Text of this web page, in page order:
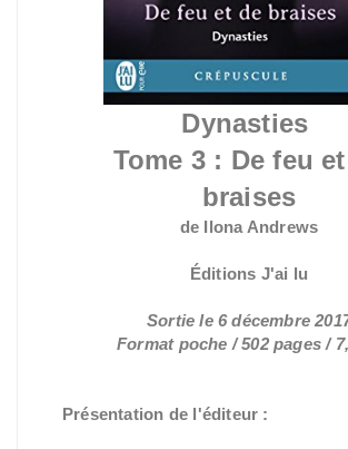
Dynasties
Tome 3 : De feu
braises
de Ilona Andrews
Éditions J'ai lu
Sortie le 6 décembre
Format poche / 502 pages /
Présentation de l'éditeur :